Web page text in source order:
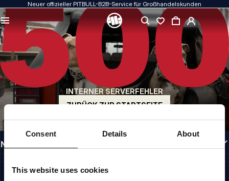
Consent Details About
This website uses cookies
Neuer offizieller PITBULL-B2B-Service für Großhandelskunden
INTERNER SERVERFEHLER
ZURÜCK ZUR STARTSEITE
QUALITÄT HAT FÜR UNS PRIORITÄT
Unsere Kleidung fertigen wir mit Leidenschaft. Bei Haltbarkeit, Langlebigkeit der
Materialien und Liebe zum Detail machen wir keine Kompromisse.
US ORIGIN
Unsere Wurzeln reichen zurück ins San Diego der frühen 1990er Jahre. Unser Stil
ist roh, authentisch und kompromisslos.
MARKE MIT CHARAKTER
Unsere Kollektionen werden von Sportlern, Kämpfern und unbeirrbaren
Individualisten gewählt.
INFORMATIONEN
NÜTZLICHE LINKS
©1997 - 2026 PITBULL SP. Z O.O. ALLE RECHTE VORBEHALTEN.
SITE CREDITS